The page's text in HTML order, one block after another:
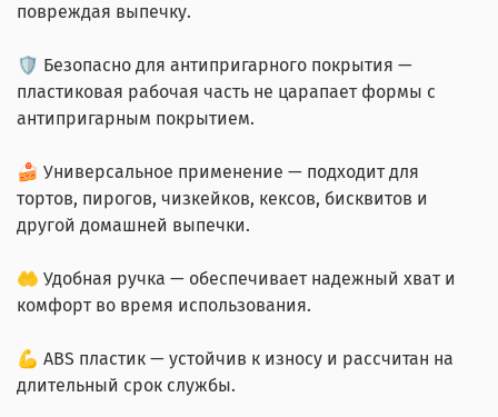
повреждая выпечку.
🛡️ Безопасно для антипригарного покрытия —
пластиковая рабочая часть не царапает формы с
антипригарным покрытием.
🍰 Универсальное применение — подходит для
тортов, пирогов, чизкейков, кексов, бисквитов и
другой домашней выпечки.
🤲 Удобная ручка — обеспечивает надежный хват и
комфорт во время использования.
💪 ABS пластик — устойчив к износу и рассчитан на
длительный срок службы.